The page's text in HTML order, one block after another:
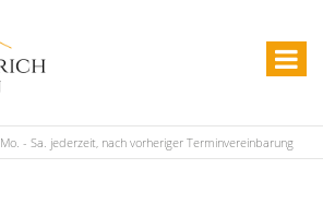
Mo. - Sa. jederzeit, nach vorheriger Terminvereinbarung